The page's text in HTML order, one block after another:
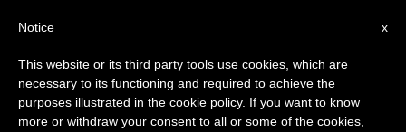
×
Aviso importante
Del 27 de julio al 7 de agosto haremos la pausa
anual, aprovechando que en el periodo de verano
x
Notice
This website or its third party tools use cookies, which are
necessary to its functioning and required to achieve the
purposes illustrated in the cookie policy. If you want to know
more or withdraw your consent to all or some of the cookies,